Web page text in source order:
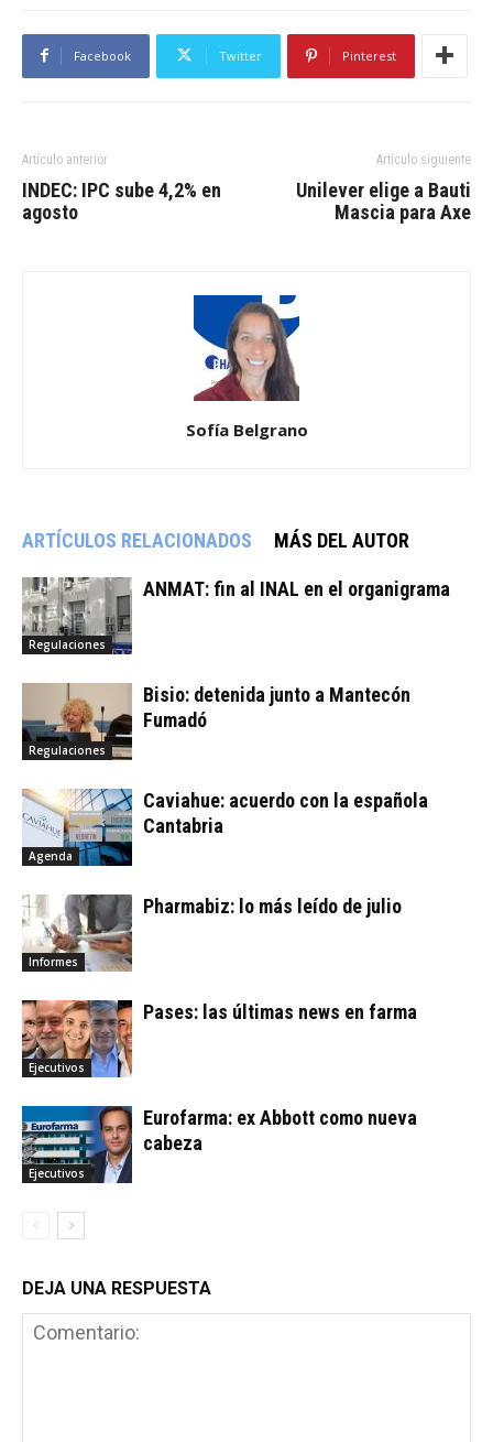
Facebook Twitter Pinterest
Artículo anterior
INDEC: IPC sube 4,2% en
agosto
Artículo siguiente
Unilever elige a Bauti
Mascia para Axe
Sofía Belgrano
ARTÍCULOS RELACIONADOS MÁS DEL AUTOR
Regulaciones
ANMAT: fin al INAL en el organigrama
Regulaciones
Bisio: detenida junto a Mantecón
Fumadó
Agenda
Caviahue: acuerdo con la española
Cantabria
Informes
Pharmabiz: lo más leído de julio
Ejecutivos
Pases: las últimas news en farma
Ejecutivos
Eurofarma: ex Abbott como nueva
cabeza
DEJA UNA RESPUESTA